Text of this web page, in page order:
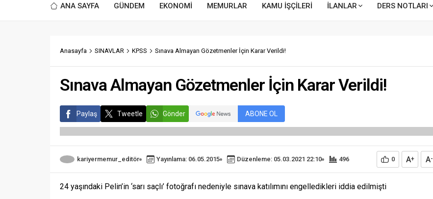
ANA SAYFA GÜNDEM EKONOMİ MEMURLAR KAMU İŞÇİLERİ İLANLAR DERS NOTLARI
Anasayfa SINAVLAR KPSS Sınava Almayan Gözetmenler İçin Karar Verildi!
Sınava Almayan Gözetmenler İçin Karar Verildi!
Paylaş Tweetle Gönder ABONE OL
kariyermemur_editör Yayınlama: 06.05.2015 Düzenleme: 05.03.2021 22:10 496 0 A+ A-
24 yaşındaki Pelin’in ‘sarı saçlı’ fotoğrafı nedeniyle sınava katılımını engelledikleri iddia edilmişti